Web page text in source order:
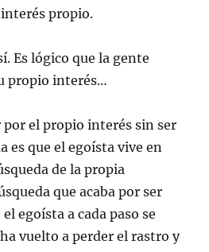
propio.
Es lógico que la gente
propio interés…
por el propio interés sin ser
es que el egoísta vive en
de la propia
que acaba por ser
egoísta a cada paso se
vuelto a perder el rastro y